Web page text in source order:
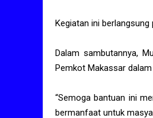
Kegiatan ini
Dalam sambutannya,
Pemkot Makassar
“Semoga bantuan ini
bermanfaat untuk